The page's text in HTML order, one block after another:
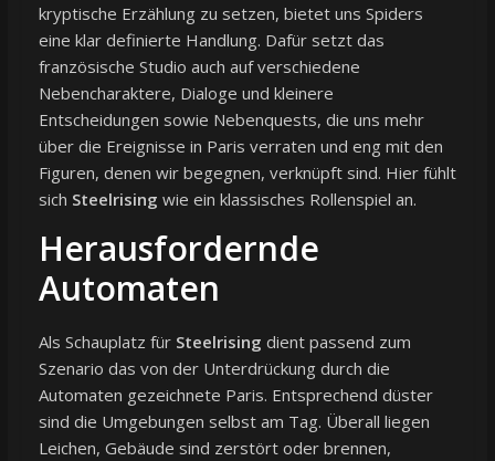
kryptische Erzählung zu setzen, bietet uns Spiders
eine klar definierte Handlung. Dafür setzt das
französische Studio auch auf verschiedene
Nebencharaktere, Dialoge und kleinere
Entscheidungen sowie Nebenquests, die uns mehr
über die Ereignisse in Paris verraten und eng mit den
Figuren, denen wir begegnen, verknüpft sind. Hier fühlt
sich Steelrising wie ein klassisches Rollenspiel an.
Herausfordernde
Automaten
Als Schauplatz für Steelrising dient passend zum
Szenario das von der Unterdrückung durch die
Automaten gezeichnete Paris. Entsprechend düster
sind die Umgebungen selbst am Tag. Überall liegen
Leichen, Gebäude sind zerstört oder brennen,